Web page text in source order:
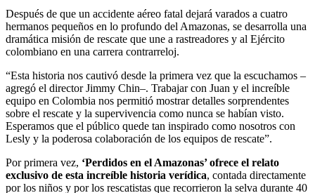
Después de que un accidente aéreo fatal dejará varados a cuatro
hermanos pequeños en lo profundo del Amazonas, se desarrolla una
dramática misión de rescate que une a rastreadores y al Ejército
colombiano en una carrera contrarreloj.
“Esta historia nos cautivó desde la primera vez que la escuchamos –
agregó el director Jimmy Chin–. Trabajar con Juan y el increíble
equipo en Colombia nos permitió mostrar detalles sorprendentes
sobre el rescate y la supervivencia como nunca se habían visto.
Esperamos que el público quede tan inspirado como nosotros con
Lesly y la poderosa colaboración de los equipos de rescate”.
Por primera vez, ‘Perdidos en el Amazonas’ ofrece el relato
exclusivo de esta increíble historia verídica, contada directamente
por los niños y por los rescatistas que recorrieron la selva durante 40